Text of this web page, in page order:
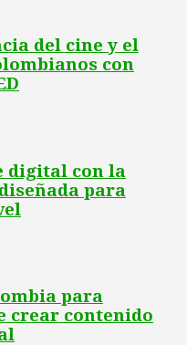
del cine y el
con
digital con la
para
para
crear contenido